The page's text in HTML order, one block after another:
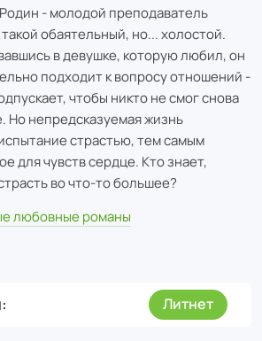
- молодой преподаватель
обаятельный, но... холостой.
в девушке, которую любил, он
подходит к вопросу отношений -
чтобы никто не смог снова
Но непредсказуемая жизнь
страстью, тем самым
для чувств сердце. Кто знает,
во что-то большее?
любовные романы
Литнет